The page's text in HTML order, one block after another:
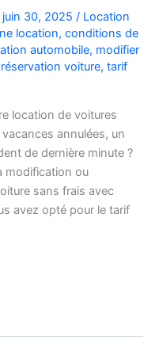
juin 30, 2025 / Location
location, conditions de
automobile, modifier
réservation voiture, tarif
location de voitures
annulées, un
de dernière minute ?
modification ou
sans frais avec
avez opté pour le tarif